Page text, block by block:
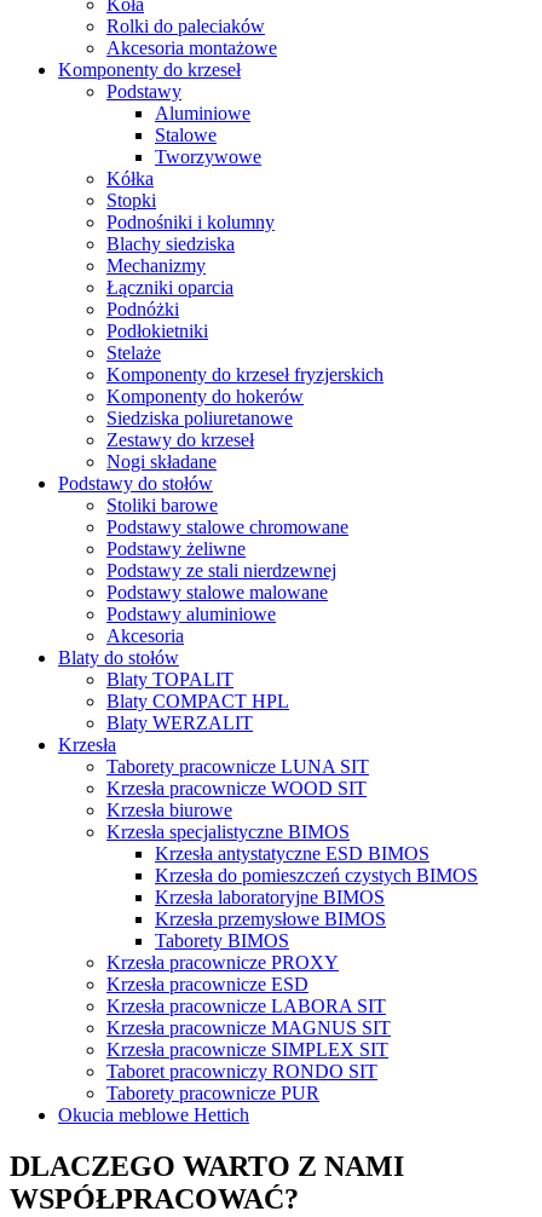
Koła
Rolki do paleciaków
Akcesoria montażowe
Komponenty do krzeseł
Podstawy
Aluminiowe
Stalowe
Tworzywowe
Kółka
Stopki
Podnośniki i kolumny
Blachy siedziska
Mechanizmy
Łączniki oparcia
Podnóżki
Podłokietniki
Stelaże
Komponenty do krzeseł fryzjerskich
Komponenty do hokerów
Siedziska poliuretanowe
Zestawy do krzeseł
Nogi składane
Podstawy do stołów
Stoliki barowe
Podstawy stalowe chromowane
Podstawy żeliwne
Podstawy ze stali nierdzewnej
Podstawy stalowe malowane
Podstawy aluminiowe
Akcesoria
Blaty do stołów
Blaty TOPALIT
Blaty COMPACT HPL
Blaty WERZALIT
Krzesła
Taborety pracownicze LUNA SIT
Krzesła pracownicze WOOD SIT
Krzesła biurowe
Krzesła specjalistyczne BIMOS
Krzesła antystatyczne ESD BIMOS
Krzesła do pomieszczeń czystych BIMOS
Krzesła laboratoryjne BIMOS
Krzesła przemysłowe BIMOS
Taborety BIMOS
Krzesła pracownicze PROXY
Krzesła pracownicze ESD
Krzesła pracownicze LABORA SIT
Krzesła pracownicze MAGNUS SIT
Krzesła pracownicze SIMPLEX SIT
Taboret pracowniczy RONDO SIT
Taborety pracownicze PUR
Okucia meblowe Hettich
DLACZEGO WARTO Z NAMI
WSPÓŁPRACOWAĆ?